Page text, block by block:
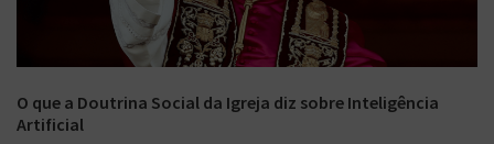
O que a Doutrina Social da Igreja diz sobre Inteligência
Artificial